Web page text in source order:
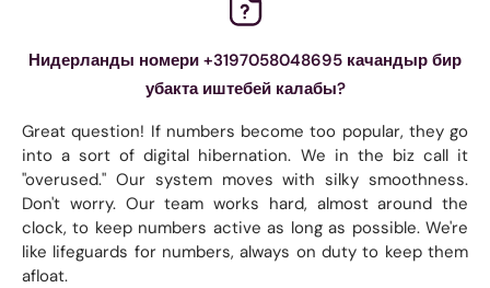
Нидерланды номери +3197058048695 качандыр бир
убакта иштебей калабы?
Great question! If numbers become too popular, they go
into a sort of digital hibernation. We in the biz call it
"overused." Our system moves with silky smoothness.
Don't worry. Our team works hard, almost around the
clock, to keep numbers active as long as possible. We're
like lifeguards for numbers, always on duty to keep them
afloat.